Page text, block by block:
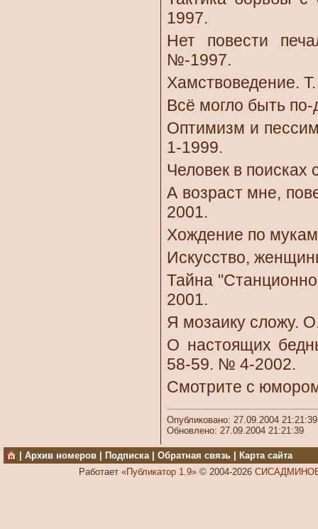
1997.
Нет повести
№-1997.
Хамствоведение.
Всё могло быть
Оптимизм и
1-1999.
Человек в
А возраст мне,
2001.
Хождение по
Искусство,
Тайна
2001.
Я мозаику сложу.
О настоящих
58-59. № 4-2002.
Смотрите с
Опубликовано: 27.09.2004 21:21:39
Обновлено: 27.09.2004 21:21:39
Архив номеров Подписка| Обратная связь
Карта сайта
Работает «Публикатор 1.9»© 2004-2026